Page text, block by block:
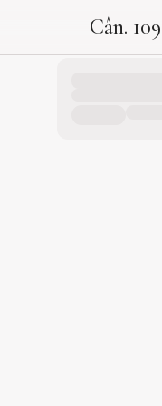
Cân.